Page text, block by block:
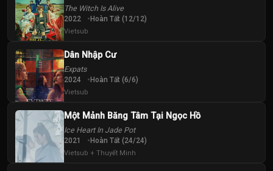
The Witch Is Alive
2022 Hoàn Tất (12/12)
Vietsub
Dân Nhập Cư
Expats
2024 Hoàn Tất (6/6)
Vietsub
Một Mảnh Băng Tâm Tại Ngọc Hồ
Ice Heart In Jade Pot
2021 Hoàn Tất (24/24)
Vietsub + Thuyết Minh